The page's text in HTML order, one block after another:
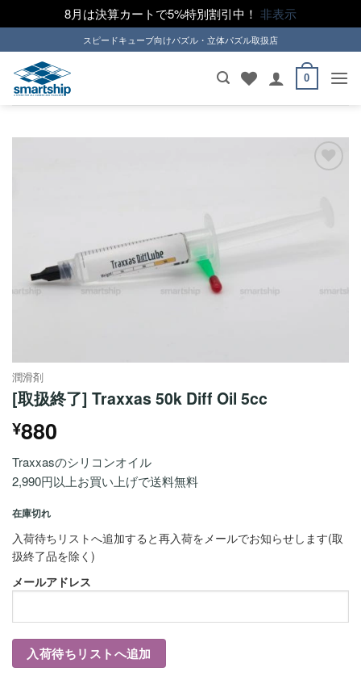
8月は決算カートで5%特別割引中！ 非表示
to
content
スピードキューブ向けパズル・立体パズル取扱店
0
潤滑剤
[取扱終了] Traxxas 50k Diff Oil 5cc
¥880
Traxxasのシリコンオイル
2,990円以上お買い上げで送料無料
在庫切れ
入荷待ちリストへ追加すると再入荷をメールでお知らせします(取
扱終了品を除く)
メールアドレス